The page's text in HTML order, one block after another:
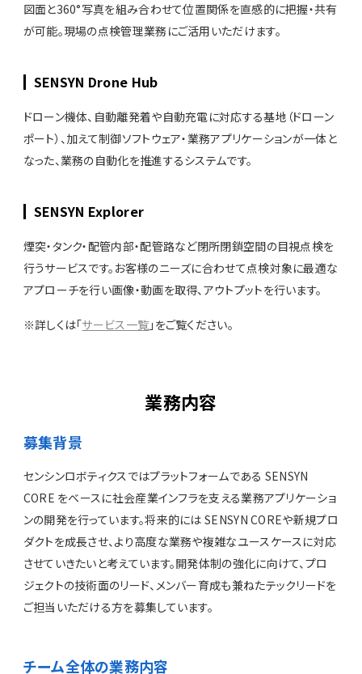
図面と360°写真を組み合わせて位置関係を直感的に把握・共有
が可能。現場の点検管理業務にご活用いただけます。
SENSYN Drone Hub
ドローン機体、自動離発着や自動充電に対応する基地（ドローン
ポート）、加えて制御ソフトウェア・業務アプリケーションが一体と
なった、業務の自動化を推進するシステムです。
SENSYN Explorer
煙突・タンク・配管内部・配管路など閉所閉鎖空間の目視点検を
行うサービスです。お客様のニーズに合わせて点検対象に最適な
アプローチを行い画像・動画を取得、アウトプットを行います。
※詳しくは「サービス一覧 」をご覧ください。
業務内容
募集背景
センシンロボティクスではプラットフォームである SENSYN
CORE をベースに社会産業インフラを支える業務アプリケーショ
ンの開発を行っています。将来的には SENSYN COREや新規プロ
ダクトを成長させ、より高度な業務や複雑なユースケースに対応
させていきたいと考えています。開発体制の強化に向けて、プロ
ジェクトの技術面のリード、メンバー育成も兼ねたテックリードを
ご担当いただける方を募集しています。
チーム全体の業務内容